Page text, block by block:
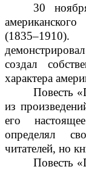
30
(1835–1910).
создал
характера
Повесть
из
его
определял
читателей, но
Повесть